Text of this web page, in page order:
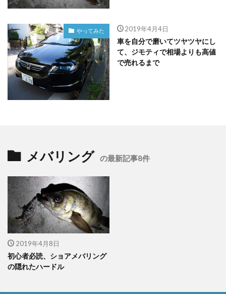
やってみた 2019年4月4日
車を自分で磨いてツヤツヤにし
て、ジモティで相場よりも高値
で売れるまで
メバリング の最新記事8件
2019年4月8日
初心者必読、ショアメバリング
の隠れたハードル